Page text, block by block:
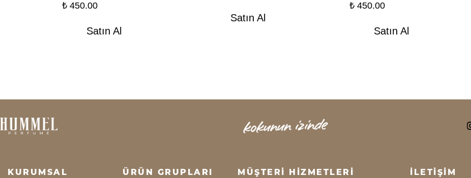
₺ 450.00
Satın Al
Satın Al
₺ 450.00
Satın Al
KURUMSAL ÜRÜN GRUPLARI MÜŞTERİ HİZMETLERİ İLETİŞİM